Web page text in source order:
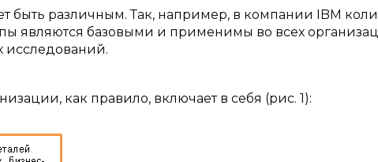
быть различным. Так, например, в компании IBM
являются базовыми и применимы во всех
исследований.
как правило, включает в себя (рис. 1):